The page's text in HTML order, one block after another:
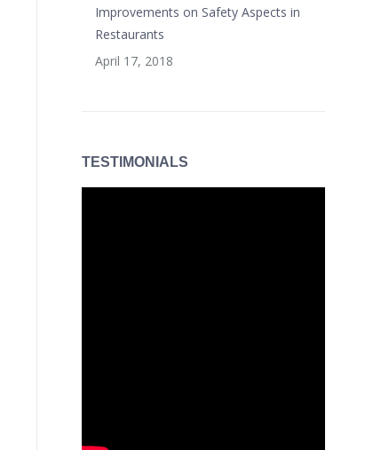
Improvements on Safety Aspects in
Restaurants
April 17, 2018
TESTIMONIALS